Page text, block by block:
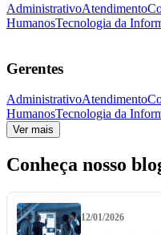
AdministrativoAtendimento
HumanosTecnologia da
Gerentes
AdministrativoAtendimento
HumanosTecnologia da
Ver mais
Conheça nosso
12/01/2026